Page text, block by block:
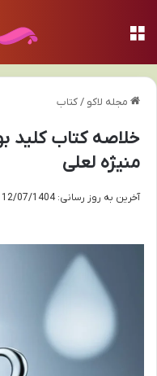
مجله لاکو /کتاب
خلاصه کتاب کلید
منیژه لعلی
آخرین به روز رسانی: 12/07/1404